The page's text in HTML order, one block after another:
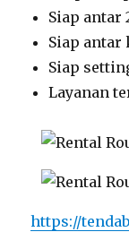
Siap antar
Siap antar
Siap
Layanan
https://